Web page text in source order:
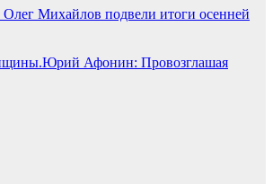
Михайлов подвели итоги осенней
Юрий Афонин: Провозглашая